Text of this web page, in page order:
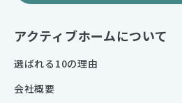
アクティブホームについて
選ばれる10の理由
会社概要